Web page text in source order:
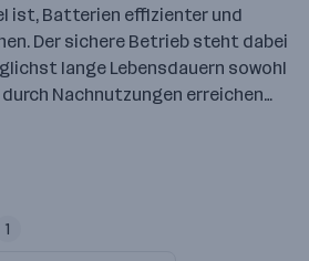
ist, Batterien effizienter und
Der sichere Betrieb steht dabei
lange Lebensdauern sowohl
durch Nachnutzungen erreichen…
1